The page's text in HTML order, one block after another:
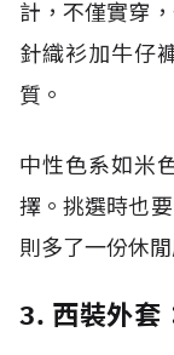
計，不僅實穿
針織衫加牛仔
質。
中性色系如米
擇。挑選時也要
則多了一份休閒
3. 西裝外套